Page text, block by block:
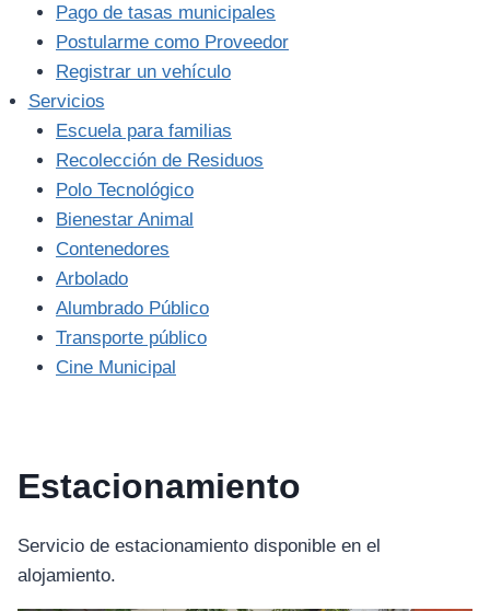
Pago de tasas municipales
Postularme como Proveedor
Registrar un vehículo
Servicios
Escuela para familias
Recolección de Residuos
Polo Tecnológico
Bienestar Animal
Contenedores
Arbolado
Alumbrado Público
Transporte público
Cine Municipal
Estacionamiento
Servicio de estacionamiento disponible en el
alojamiento.